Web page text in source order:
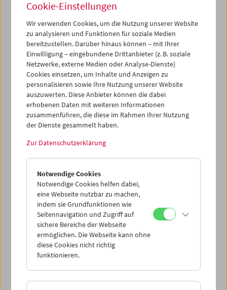
Shirt
Anthrazit / Zyphius
blaugrün (glitzernd)
Damen Langarm
Exklusiv an der Kassa erhältlich
Cookie-Einstellungen
Wir verwenden Cookies, um die Nutzung unserer Website
zu analysieren und Funktionen für soziale Medien
bereitzustellen. Darüber hinaus können – mit Ihrer
Einwilligung – eingebundene Drittanbieter (z. B. soziale
Netzwerke, externe Medien oder Analyse-Dienste)
Cookies einsetzen, um Inhalte und Anzeigen zu
personalisieren sowie Ihre Nutzung unserer Website
auszuwerten. Diese Anbieter können die dabei
erhobenen Daten mit weiteren Informationen
zusammenführen, die diese im Rahmen Ihrer Nutzung
der Dienste gesammelt haben.
Zur Datenschutzerklärung
Notwendige Cookies
Notwendige Cookies helfen dabei,
eine Webseite nutzbar zu machen,
indem sie Grundfunktionen wie
Seitennavigation und Zugriff auf
sichere Bereiche der Webseite
ermöglichen. Die Webseite kann ohne
diese Cookies nicht richtig
funktionieren.